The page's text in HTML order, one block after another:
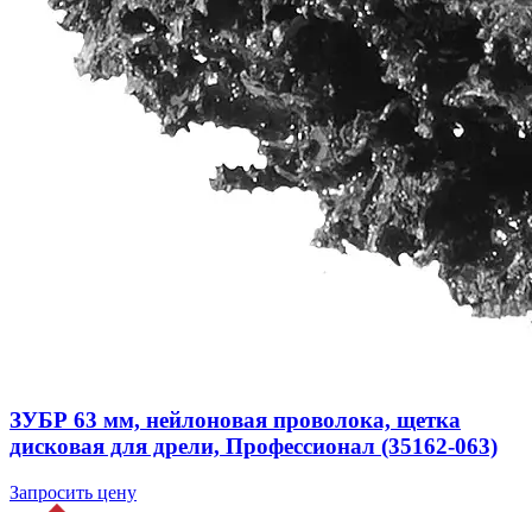
ЗУБР 63 мм, нейлоновая проволока, щетка
дисковая для дрели, Профессионал (35162-063)
Запросить цену